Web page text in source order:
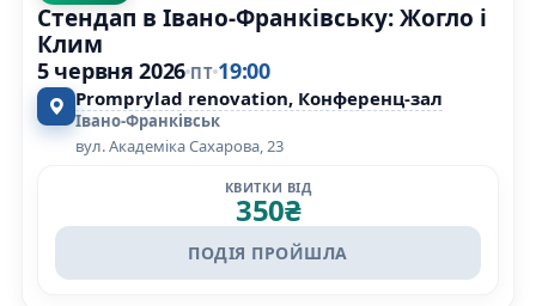
Стендап в Івано-Франківську: Жогло і
Клим
5 червня 2026 ПТ 19:00
Promprylad renovation, Конференц-зал
Івано-Франківськ
вул. Академіка Сахарова, 23
КВИТКИ ВІД
350₴
ПОДІЯ ПРОЙШЛА